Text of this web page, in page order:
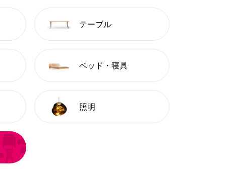
テーブル
ベッド・寝具
照明